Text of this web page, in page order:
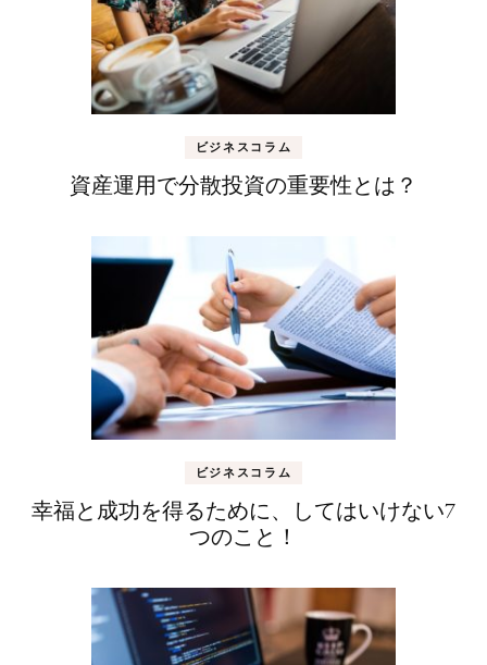
ビジネスコラム
資産運用で分散投資の重要性とは？
ビジネスコラム
幸福と成功を得るために、してはいけない7
つのこと！